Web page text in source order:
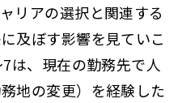
リアの選択と関連する
及ぼす影響を見ていこ
は、現在の勤務先で人
地の変更）を経験した